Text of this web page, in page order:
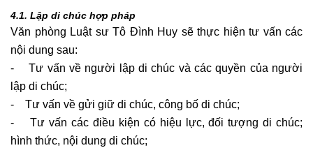
4.1. Lập di chúc hợp pháp
Văn phòng Luật sư Tô Đình Huy sẽ thực hiện tư vấn các
nội dung sau:
- Tư vấn về người lập di chúc và các quyền của người
lập di chúc;
- Tư vấn về gửi giữ di chúc, công bố di chúc;
- Tư vấn các điều kiện có hiệu lực, đối tượng di chúc;
hình thức, nội dung di chúc;